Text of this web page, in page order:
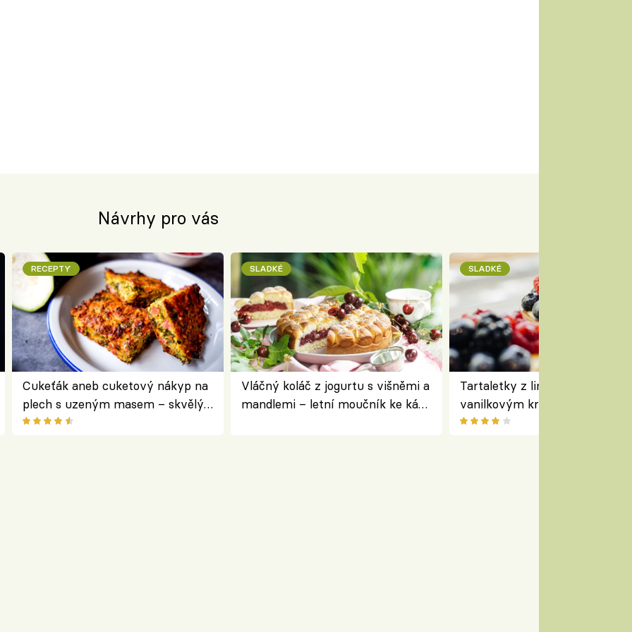
Návrhy pro vás
RECEPTY
Cukeťák aneb cuketový nákyp na
plech s uzeným masem – skvělý
způsob, jak zpracovat přerostlé
SLADKÉ
Vláčný koláč z jogurtu s višněmi a
mandlemi – letní moučník ke kávě
SLADKÉ
Tartaletky z lineckého těsta s
vanilkovým krémem a lesním
ovocem podle Bread Society